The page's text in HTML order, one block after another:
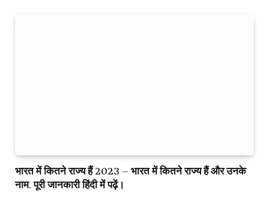
भारत में कितने राज्य हैं 2023 – भारत में कितने राज्य हैं और उनके
नाम. पूरी जानकारी हिंदी में पढ़ें।